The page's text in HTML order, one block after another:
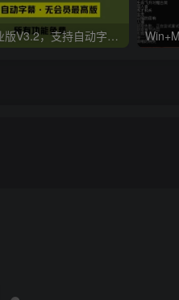
剪映专业版V3.2，支持自动字幕识别、特效，无任何会员按钮，免会员官方版